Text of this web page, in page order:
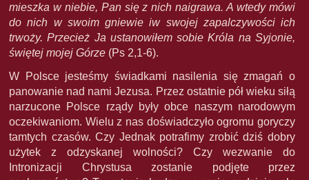
mieszka w niebie, Pan się z nich naigrawa. A wtedy mówi
do nich w swoim gniewie iw swojej zapalczywości ich
trwoży. Przecież Ja ustanowiłem sobie Króla na Syjonie,
świętej mojej Górze (Ps 2,1-6).
W Polsce jesteśmy świadkami nasilenia się zmagań o
panowanie nad nami Jezusa. Przez ostatnie pół wieku siłą
narzucone Polsce rządy były obce naszym narodowym
oczekiwaniom. Wielu z nas doświadczyło ogromu goryczy
tamtych czasów. Czy Jednak potrafimy zrobić dziś dobry
użytek z odzyskanej wolności? Czy wezwanie do
Intronizacji Chrystusa zostanie podjęte przez